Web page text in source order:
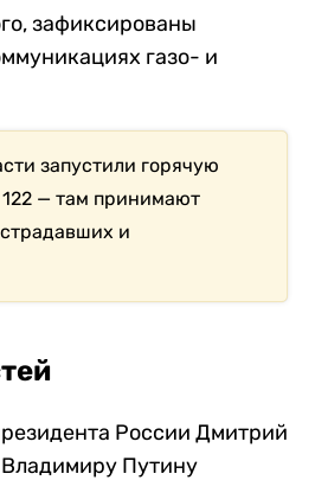
зафиксированы
газо- и
запустили горячую
— там принимают
и
России Дмитрий
Владимиру Путину